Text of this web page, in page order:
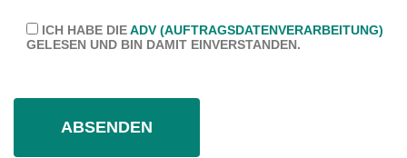
ICH HABE DIEADV (AUFTRAGSDATENVERARBEITUNG)
GELESEN UND BIN DAMIT EINVERSTANDEN.